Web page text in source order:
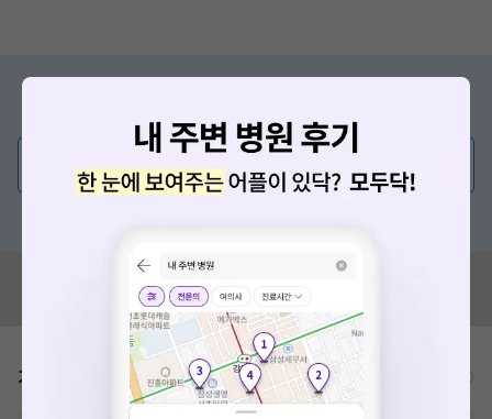
의사가 직접 답해드려요!
💬 무엇이든 물어보세요
혹시 잘못된 병원정보가 있나요?
모두닥 팀에 알려주세요!
가격표 비급여/급여 진료란?